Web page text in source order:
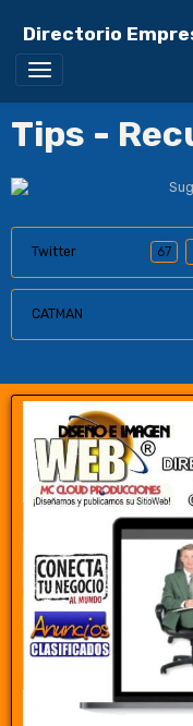
Directorio
Tips -
Twitter 67
CATMAN